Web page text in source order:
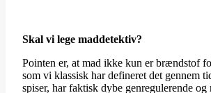
Skal vi lege maddetektiv?
Pointen er, at mad ikke kun er brændstof
som vi klassisk har defineret det gennem
spiser, har faktisk dybe genregulerende